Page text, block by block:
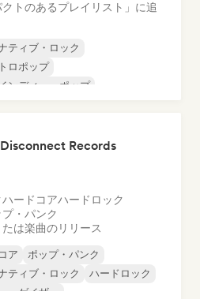
トのあるプレイリスト」に追
ティブ・ロック
ロポップ
インディー・ポップ
Records
ハードコアハードロック
プ・パンク
は楽曲のリリース
ア
ポップ・パンク
ティブ・ロック
ハードロック
ーゲイザー